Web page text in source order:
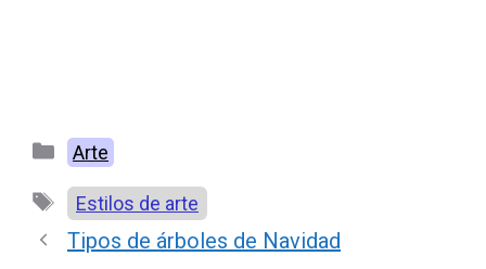
Categorías
Arte
Etiquetas
Estilos de arte
Tipos de árboles de Navidad